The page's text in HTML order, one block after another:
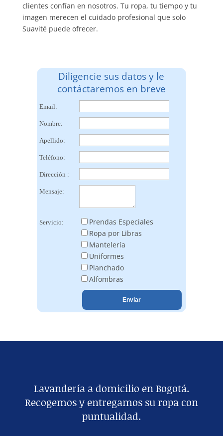
clientes confían en nosotros. Tu ropa, tu tiempo y tu
imagen merecen el cuidado profesional que solo
Suavité puede ofrecer.
Diligencie sus datos y le
contáctaremos en breve
Email:
Nombre:
Apellido:
Teléfono:
Dirección :
Mensaje:
Servicio:
Prendas Especiales
Ropa por Libras
Mantelería
Uniformes
Planchado
Alfombras
Lavandería a domicilio en Bogotá.
Recogemos y entregamos su ropa con
puntualidad.